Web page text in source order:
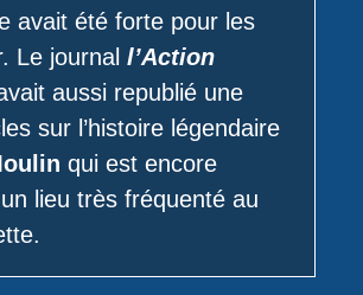
avait été forte pour les
Le journal l’Action
aussi republié une
sur l’histoire légendaire
qui est encore
un lieu très fréquenté au